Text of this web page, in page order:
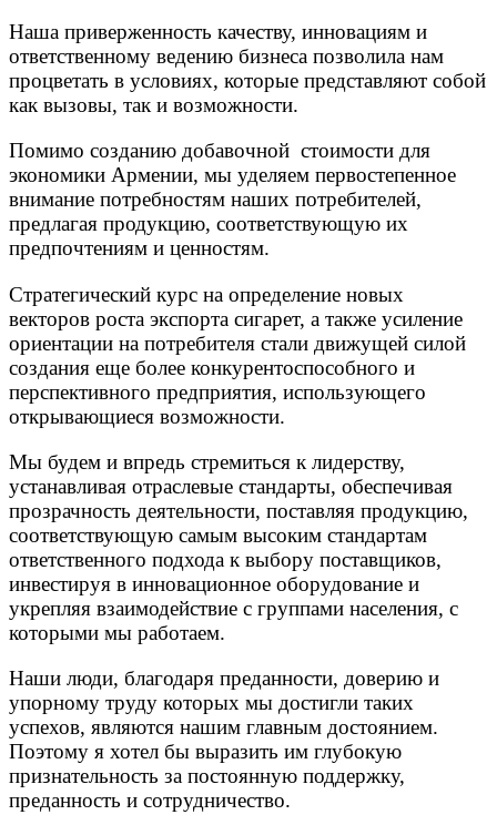
Наша приверженность качеству, инновациям и
ответственному ведению бизнеса позволила нам
процветать в условиях, которые представляют собой
как вызовы, так и возможности.
Помимо созданию добавочной стоимости для
экономики Армении, мы уделяем первостепенное
внимание потребностям наших потребителей,
предлагая продукцию, соответствующую их
предпочтениям и ценностям.
Стратегический курс на определение новых
векторов роста экспорта сигарет, а также усиление
ориентации на потребителя стали движущей силой
создания еще более конкурентоспособного и
перспективного предприятия, использующего
открывающиеся возможности.
Мы будем и впредь стремиться к лидерству,
устанавливая отраслевые стандарты, обеспечивая
прозрачность деятельности, поставляя продукцию,
соответствующую самым высоким стандартам
ответственного подхода к выбору поставщиков,
инвестируя в инновационное оборудование и
укрепляя взаимодействие с группами населения, с
которыми мы работаем.
Наши люди, благодаря преданности, доверию и
упорному труду которых мы достигли таких
успехов, являются нашим главным достоянием.
Поэтому я хотел бы выразить им глубокую
признательность за постоянную поддержку,
преданность и сотрудничество.